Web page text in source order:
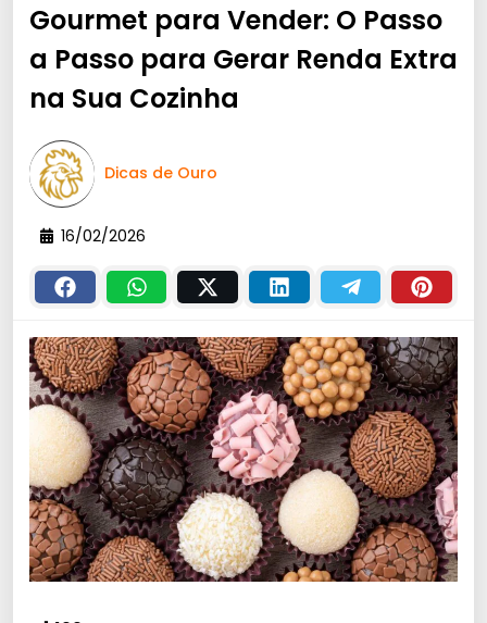
Gourmet para Vender: O Passo
a Passo para Gerar Renda Extra
na Sua Cozinha
Dicas de Ouro
16/02/2026